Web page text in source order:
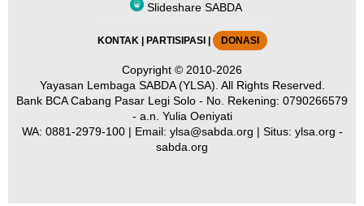
Slideshare SABDA
KONTAK| PARTISIPASI DONASI
Copyright © 2010-2026
Yayasan Lembaga SABDA (YLSA). All Rights Reserved.
Bank BCA Cabang Pasar Legi Solo - No. Rekening: 0790266579
- a.n. Yulia Oeniyati
WA: 0881-2979-100| Email: ylsa@sabda.org | Situs: ylsa.org -
sabda.org